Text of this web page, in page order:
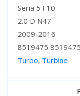
Seria 5 F10
2.0 D N47
2009-2016
8519475
Turbo, Turbine